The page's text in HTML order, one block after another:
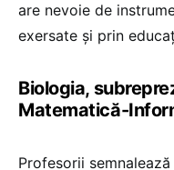
are nevoie de
exersate și prin
Biologia,
Matematică-
Profesorii